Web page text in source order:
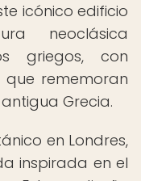
icónico edificio
neoclásica
griegos, con
rememoran
Grecia.
en Londres,
inspirada en el